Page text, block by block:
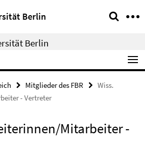
Berlin
Berlin
Mitglieder des FBR
Wiss.
- Vertreter
Mitarbeiter -